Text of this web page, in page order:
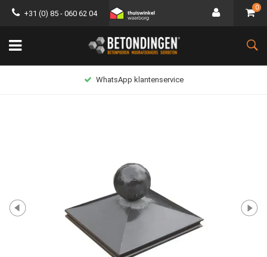
+31 (0) 85 - 060 62 04
0
WhatsApp klantenservice